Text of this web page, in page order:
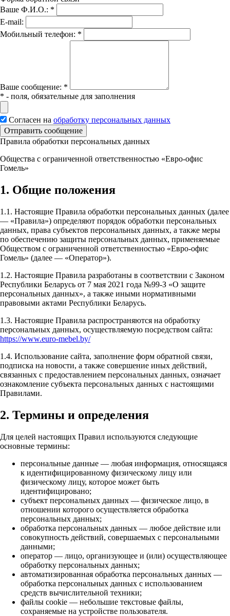
Ваше Ф.И.О.: *
E-mail:
Мобильный телефон: *
Вашe сообщение: *
* - поля, обязательные для заполнения
Согласен на обработку персональных данных
Отправить сообщение
Правила обработки персональных данных
Общества с ограниченной ответственностью «Евро-офис
Гомель»
1. Общие положения
1.1. Настоящие Правила обработки персональных данных (далее
— «Правила») определяют порядок обработки персональных
данных, права субъектов персональных данных, а также меры
по обеспечению защиты персональных данных, применяемые
Обществом с ограниченной ответственностью «Евро-офис
Гомель» (далее — «Оператор»).
1.2. Настоящие Правила разработаны в соответствии с Законом
Республики Беларусь от 7 мая 2021 года №99-З «О защите
персональных данных», а также иными нормативными
правовыми актами Республики Беларусь.
1.3. Настоящие Правила распространяются на обработку
персональных данных, осуществляемую посредством сайта:
https://www.euro-mebel.by/
1.4. Использование сайта, заполнение форм обратной связи,
подписка на новости, а также совершение иных действий,
связанных с предоставлением персональных данных, означает
ознакомление субъекта персональных данных с настоящими
Правилами.
2. Термины и определения
Для целей настоящих Правил используются следующие
основные термины:
персональные данные — любая информация, относящаяся
к идентифицированному физическому лицу или
физическому лицу, которое может быть
идентифицировано;
субъект персональных данных — физическое лицо, в
отношении которого осуществляется обработка
персональных данных;
обработка персональных данных — любое действие или
совокупность действий, совершаемых с персональными
данными;
оператор — лицо, организующее и (или) осуществляющее
обработку персональных данных;
автоматизированная обработка персональных данных —
обработка персональных данных с использованием
средств вычислительной техники;
файлы cookie — небольшие текстовые файлы,
сохраняемые на устройстве пользователя.